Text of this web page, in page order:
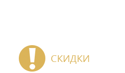
СКИДКИ